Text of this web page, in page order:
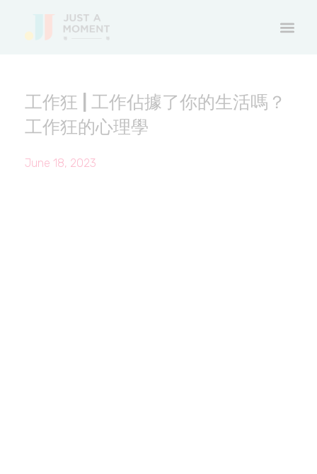
工作狂 | 工作佔據了你的生活嗎？
工作狂的心理學
June 18, 2023